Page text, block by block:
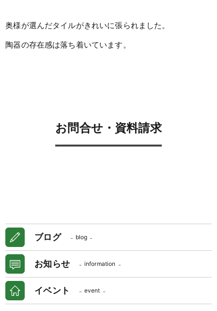
奥様が選んだタイルがきれいに張られました。
陶器の存在感は落ち着いています。
お問合せ・資料請求
ブログ blog
お知らせ information
イベント event